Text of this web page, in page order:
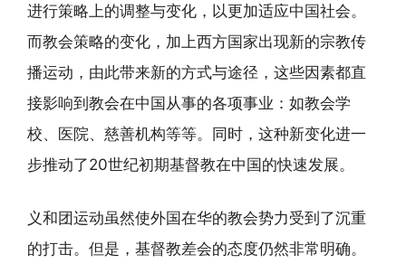
进行策略上的调整与变化，以更加适应中国社会。
而教会策略的变化，加上西方国家出现新的宗教传
播运动，由此带来新的方式与途径，这些因素都直
接影响到教会在中国从事的各项事业：如教会学
校、医院、慈善机构等等。同时，这种新变化进一
步推动了20世纪初期基督教在中国的快速发展。
义和团运动虽然使外国在华的教会势力受到了沉重
的打击。但是，基督教差会的态度仍然非常明确。